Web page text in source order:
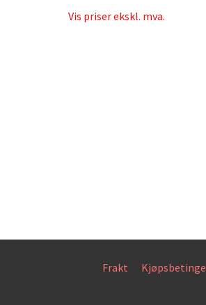
Vis priser ekskl. mva.
Frakt